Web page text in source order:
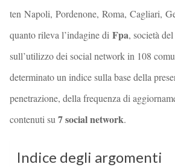
ten Napoli, Pordenone, Roma, Cagliari,
quanto rileva l’indagine di Fpa, società del
sull’utilizzo dei social network in 108
determinato un indice sulla base della
penetrazione, della frequenza di
contenuti su7 social network.
Indice degli argomenti